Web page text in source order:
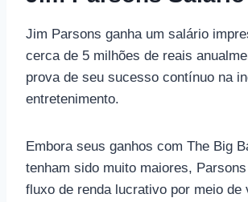
Jim Parsons ganha um salário
cerca de 5 milhões de reais
prova de seu sucesso contínuo na
entretenimento.
Embora seus ganhos com The Big
tenham sido muito maiores,
fluxo de renda lucrativo por meio de